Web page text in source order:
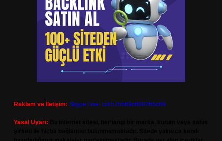
Reklam ve İletişim: Skype: live:.cid.575569c608265c69
Yasal Uyarı: